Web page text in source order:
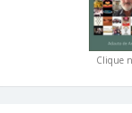
Clique